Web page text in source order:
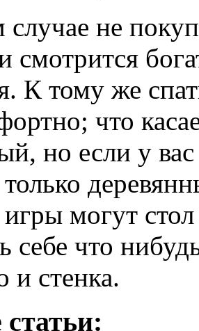
случае не
смотрится
К тому же
что
но если у
могут
себе что
и стенка.